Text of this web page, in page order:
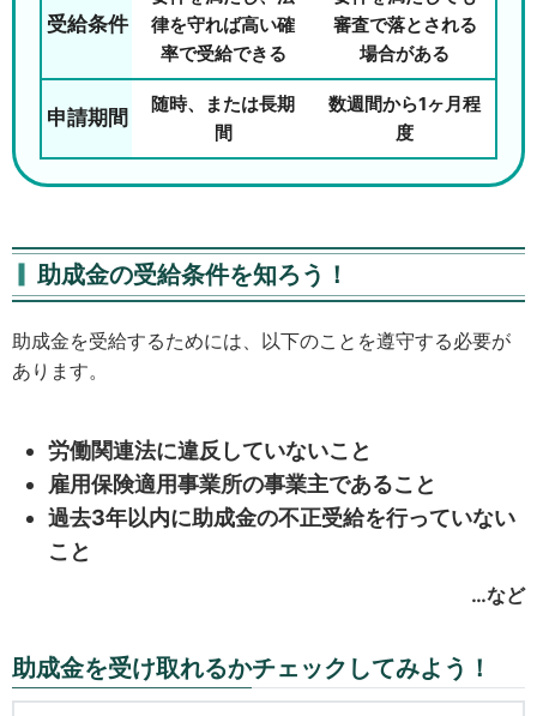
受給条件
律を守れば高い確
率で受給できる
審査で落とされる
場合がある
申請期間
随時、または長期
間
数週間から1ヶ月程
度
助成金の受給条件を知ろう！
助成金を受給するためには、以下のことを遵守する必要が
あります。
労働関連法に違反していないこと
雇用保険適用事業所の事業主であること
過去3年以内に助成金の不正受給を行っていない
こと
…など
助成金を受け取れるかチェックしてみよう！